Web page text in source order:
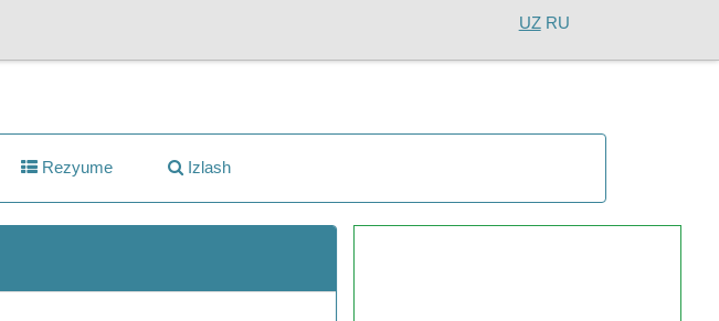
UZ RU
Rezyume Izlash